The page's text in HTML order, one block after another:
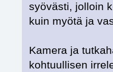
syövästi, jolloin
kuin myötä ja
Kamera ja
kohtuullisen